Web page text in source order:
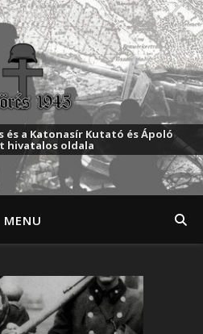
és a Katonasír Kutató és Ápoló
hivatalos oldala
MENU